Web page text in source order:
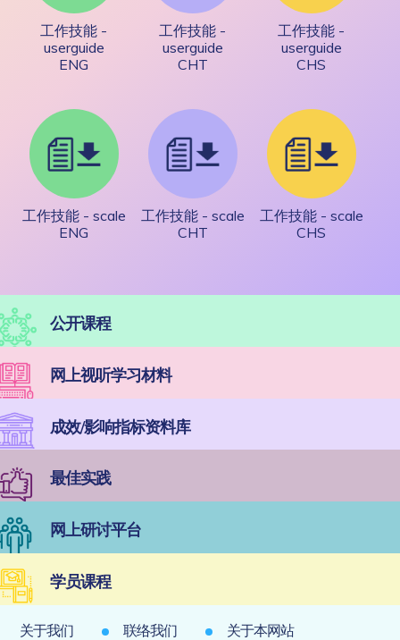
工作技能 -
userguide
ENG
工作技能 -
userguide
CHT
工作技能 -
userguide
CHS
工作技能 - scale
ENG
工作技能 - scale
CHT
工作技能 - scale
CHS
公开课程
网上视听学习材料
成效/影响指标资料库
最佳实践
网上研讨平台
学员课程
关于我们 联络我们 关于本网站